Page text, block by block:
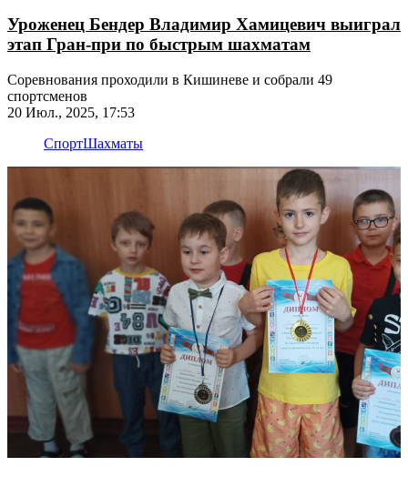
Уроженец Бендер Владимир Хамицевич выиграл
этап Гран-при по быстрым шахматам
Соревнования проходили в Кишиневе и собрали 49
спортсменов
20 Июл., 2025, 17:53
СпортШахматы